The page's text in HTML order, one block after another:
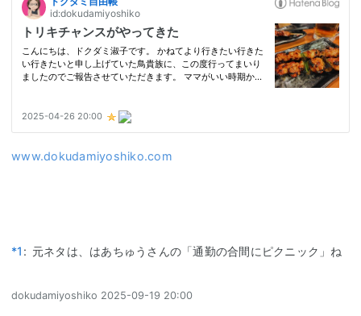
www.dokudamiyoshiko.com
*1 : 元ネタは、はあちゅうさんの「通勤の合間にピクニック」ね
dokudamiyoshiko 2025-09-19 20:00